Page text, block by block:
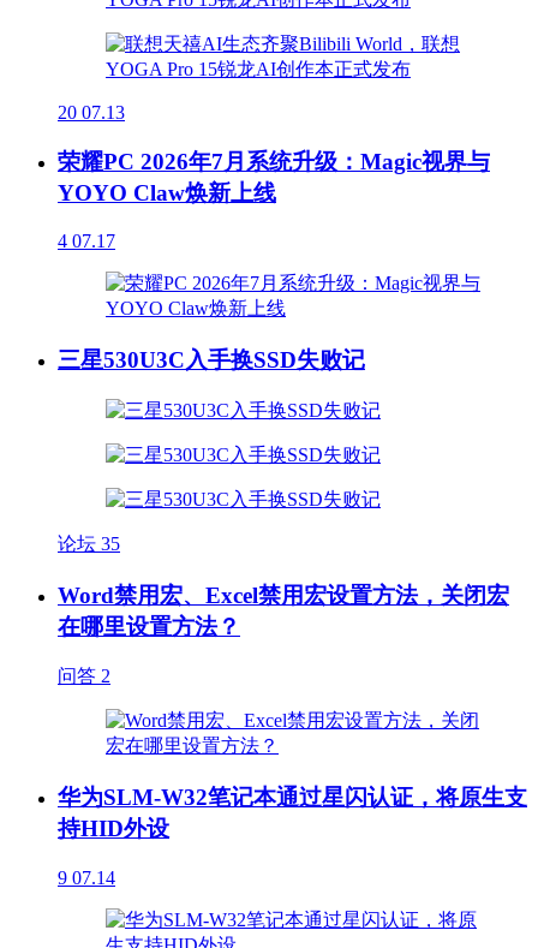
20 07.13
荣耀PC 2026年7月系统升级：Magic视界与
YOYO Claw焕新上线
4 07.17
三星530U3C入手换SSD失败记
论坛 35
Word禁用宏、Excel禁用宏设置方法，关闭宏
在哪里设置方法？
问答 2
华为SLM-W32笔记本通过星闪认证，将原生支
持HID外设
9 07.14